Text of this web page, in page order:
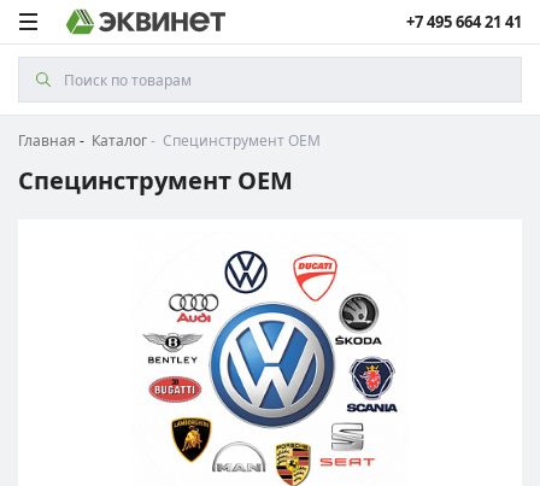
+7 495 664 21 41
Главная Каталог Специнструмент ОЕМ
Специнструмент ОЕМ